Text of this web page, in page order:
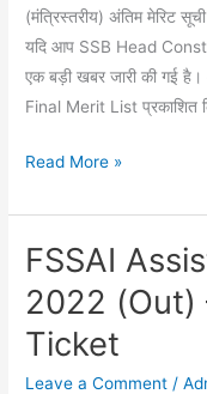
(मंत्रिस्तरीय) अंतिम मेरिट
यदि आप SSB Head
एक बड़ी खबर जारी की गई
Final Merit List प्रकाशित
Read More »
FSSAI
2022 (Out)
Ticket
Leave a Comment /
FSSAI
Admit
Card
2022